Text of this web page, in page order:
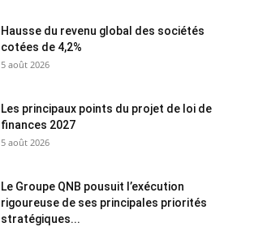
Hausse du revenu global des sociétés
cotées de 4,2%
5 août 2026
Les principaux points du projet de loi de
finances 2027
5 août 2026
Le Groupe QNB pousuit l’exécution
rigoureuse de ses principales priorités
stratégiques...